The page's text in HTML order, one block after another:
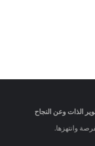
الذات وعن النجاح
وانتهزها.